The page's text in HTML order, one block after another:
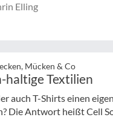
Elling
Mücken & Co
haltige Textilien
auch T-Shirts einen
Die Antwort heißt Cell